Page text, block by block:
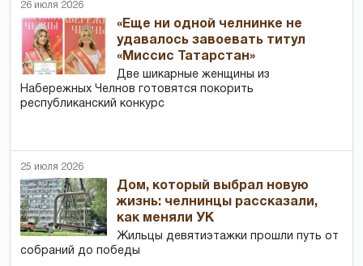
26 июля 2026
«Еще ни одной челнинке не
удавалось завоевать титул
«Миссис Татарстан»
Две шикарные женщины из
Набережных Челнов готовятся покорить
республиканский конкурс
25 июля 2026
Дом, который выбрал новую
жизнь: челнинцы рассказали,
как меняли УК
Жильцы девятиэтажки прошли путь от
собраний до победы